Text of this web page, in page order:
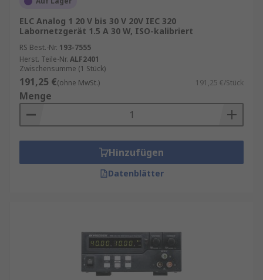
Modelle zur Verfügung. Die passenden
Labornetzteile sorgen für eine zuverlässige
Stromversorgung und unterstützen präzise
Mess- und Prüfanwendungen.
Labornetzteile für professionelle
Anwendungen
Labornetzgeräte kommen in der
Elektronikentwicklung, Qualitätssicherung und
Ausbildung zum Einsatz. Leistungsfähige
Bestandslösungenund denBetter World
Produkten profitieren. Informationen zu diesen
Services sowie zu Verfügbarkeit und
ELC Analog 1 20 V bis 30 V 20V IEC 320
Labornetzgerät 1.5 A 30 W, ISO-kalibriert
RS Best.-Nr. 193-7555
Herst. Teile-Nr. ALF2401
Zwischensumme (1 Stück)
191,25 €(ohne MwSt.) 191,25 €/Stück
Menge
Hinzufügen
Datenblätter